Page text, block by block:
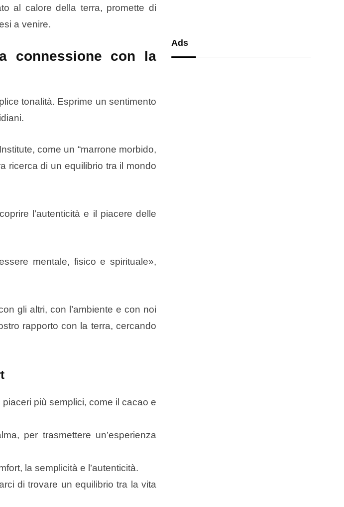
al calore della terra, promette di
a venire.
connessione con la
tonalità. Esprime un sentimento
come un “marrone morbido,
ricerca di un equilibrio tra il mondo
l’autenticità e il piacere delle
mentale, fisico e spirituale»,
gli altri, con l’ambiente e con noi
rapporto con la terra, cercando
più semplici, come il cacao e
per trasmettere un’esperienza
la semplicità e l’autenticità.
di trovare un equilibrio tra la vita
Ads